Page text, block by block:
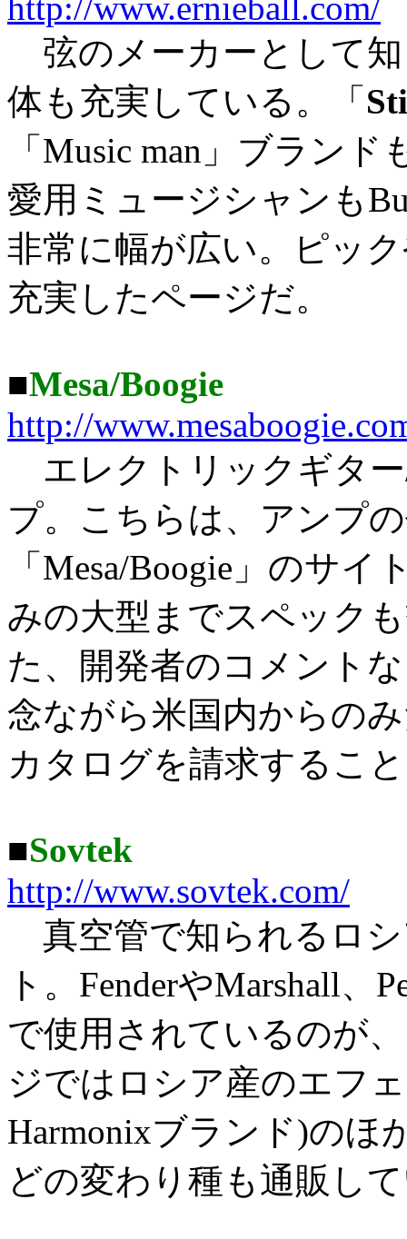
弦のメーカーとして知
体も充実している。「
「Music man」ブラン
愛用ミュージシャンも
非常に幅が広い。ピッ
充実したページだ。
■Mesa/Boogie
http://
エレクトリックギタ
プ。こちらは、アンプ
「Mesa/Boogie」のサ
みの大型までスペック
た、開発者のコメント
念ながら米国内からの
カタログを請求するこ
■Sovtek
http://www.sovtek.com/
真空管で知られるロシ
ト。FenderやMarshall、
で使用されているのが
ジではロシア産のエフ
Harmonixブランド)のほ
どの変わり種も通販し